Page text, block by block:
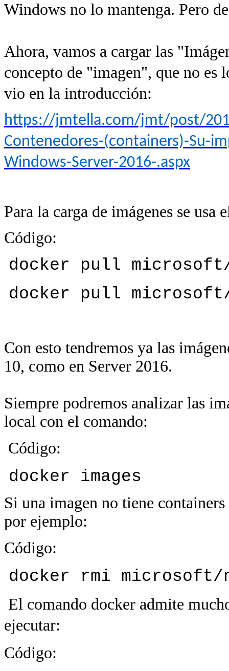
Windows no lo mantenga. Pero
Ahora, vamos a cargar las
concepto de "imagen", que no es
vio en la introducción:
https://jmtella.com/jmt/post/
Contenedores-(containers)-Su-
Windows-Server-2016-.aspx
Para la carga de imágenes se usa
Código:
docker pull microsoft/
docker pull
Con esto tendremos ya las
10, como en Server 2016.
Siempre podremos analizar las
local con el comando:
Código:
docker images
Si una imagen no tiene
por ejemplo:
Código:
docker rmi microsoft/
El comando docker admite
ejecutar:
Código: